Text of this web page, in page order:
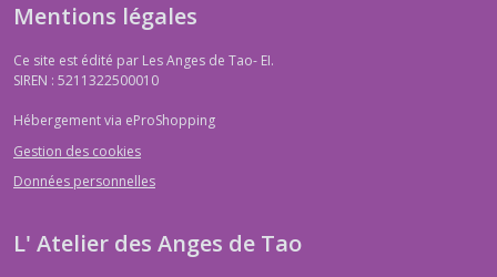
Mentions légales
Ce site est édité par Les Anges de Tao- EI.
SIREN : 5211322500010
Hébergement via eProShopping
Gestion des cookies
Données personnelles
L' Atelier des Anges de Tao